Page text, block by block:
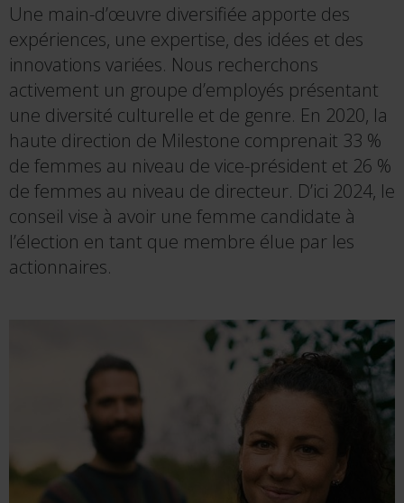
Une main-d’œuvre diversifiée apporte des
expériences, une expertise, des idées et des
innovations variées. Nous recherchons
activement un groupe d’employés présentant
une diversité culturelle et de genre. En 2020, la
haute direction de Milestone comprenait 33 %
de femmes au niveau de vice-président et 26 %
de femmes au niveau de directeur. D’ici 2024, le
conseil vise à avoir une femme candidate à
l’élection en tant que membre élue par les
actionnaires.